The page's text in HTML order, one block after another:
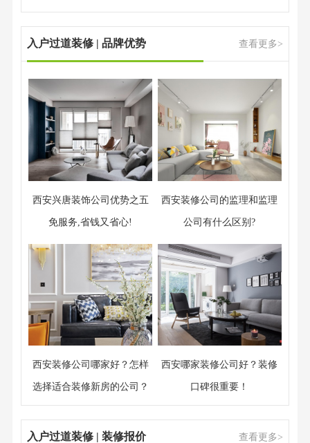
入户过道装修 | 品牌优势 查看更多>
西安兴唐装饰公司优势之五
免服务,省钱又省心!
西安装修公司的监理和监理
公司有什么区别?
西安装修公司哪家好？怎样
选择适合装修新房的公司？
西安哪家装修公司好？装修
口碑很重要！
入户过道装修 | 装修报价 查看更多>